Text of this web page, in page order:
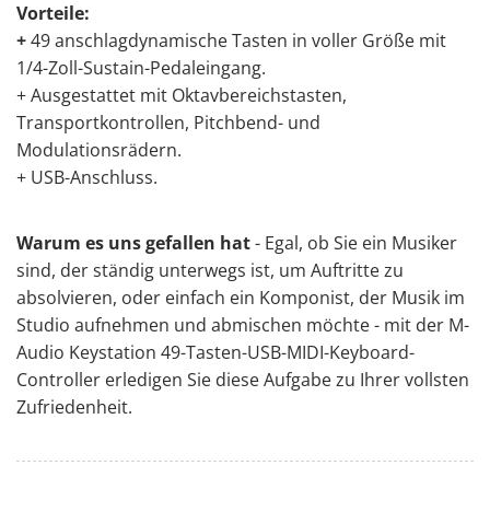
Vorteile:
+49 anschlagdynamische Tasten in voller Größe mit
1/4-Zoll-Sustain-Pedaleingang.
+Ausgestattet mit Oktavbereichstasten,
Transportkontrollen, Pitchbend- und
Modulationsrädern.
+ USB-Anschluss.
Warum es uns gefallen hat- Egal, ob Sie ein Musiker
sind, der ständig unterwegs ist, um Auftritte zu
absolvieren, oder einfach ein Komponist, der Musik im
Studio aufnehmen und abmischen möchte - mit der M-
Audio Keystation 49-Tasten-USB-MIDI-Keyboard-
Controller erledigen Sie diese Aufgabe zu Ihrer vollsten
Zufriedenheit.